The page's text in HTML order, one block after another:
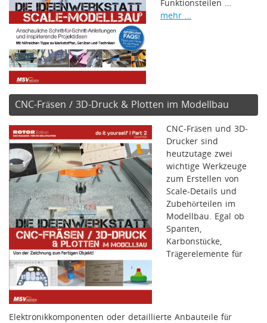
Funktionsteilen …
mehr …
CNC-Fräsen / 3D-Druck & Plotten im Modellbau
CNC-Fräsen und 3D-
Drucker sind
heutzutage zwei
wichtige Werkzeuge
zum Erstellen von
Scale-Details und
Zubehörteilen im
Modellbau. Egal ob
Spanten,
Karbonstücke,
Trägerelemente für
Elektronikkomponenten oder detaillierte Anbauteile für